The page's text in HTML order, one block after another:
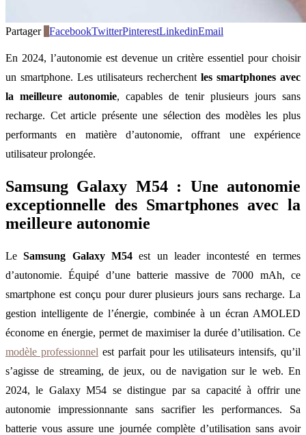
Partager FacebookTwitterPinterestLinkedinEmail
En 2024, l’autonomie est devenue un critère essentiel pour choisir
un smartphone. Les utilisateurs recherchent les smartphones avec
la meilleure autonomie, capables de tenir plusieurs jours sans
recharge. Cet article présente une sélection des modèles les plus
performants en matière d’autonomie, offrant une expérience
utilisateur prolongée.
Samsung Galaxy M54 : Une autonomie
exceptionnelle des Smartphones avec la
meilleure autonomie
LeSamsung Galaxy M54 est un leader incontesté en termes
d’autonomie. Équipé d’une batterie massive de 7000 mAh, ce
smartphone est conçu pour durer plusieurs jours sans recharge. La
gestion intelligente de l’énergie, combinée à un écran AMOLED
économe en énergie, permet de maximiser la durée d’utilisation. Ce
modèle professionnel est parfait pour les utilisateurs intensifs, qu’il
s’agisse de streaming, de jeux, ou de navigation sur le web. En
2024, le Galaxy M54 se distingue par sa capacité à offrir une
autonomie impressionnante sans sacrifier les performances. Sa
batterie vous assure une journée complète d’utilisation sans avoir